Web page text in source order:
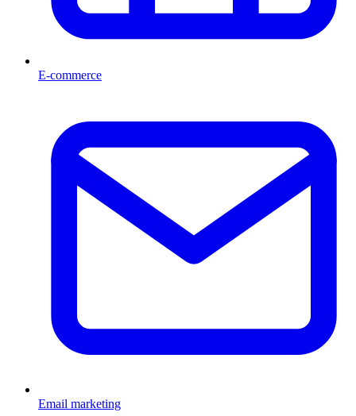
E-commerce
Email marketing